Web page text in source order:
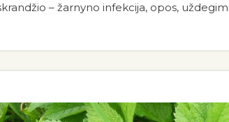
– žarnyno infekcija, opos,